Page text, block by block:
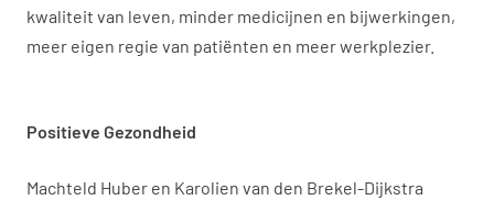
kwaliteit van leven, minder medicijnen en bijwerkingen,
meer eigen regie van patiënten en meer werkplezier.
Positieve Gezondheid
Machteld Huber en Karolien van den Brekel-Dijkstra